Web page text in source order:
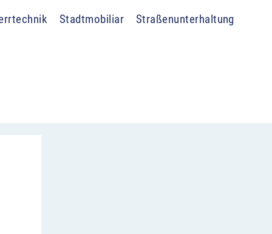
Stadtmobiliar Straßenunterhaltung